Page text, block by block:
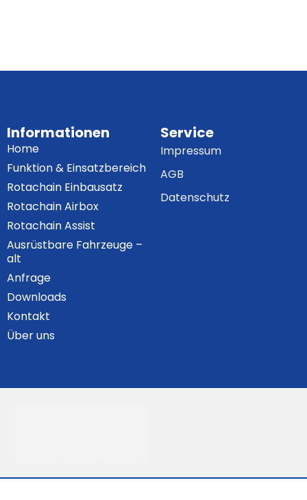
Informationen
Home
Funktion & Einsatzbereich
Rotachain Einbausatz
Rotachain Airbox
Rotachain Assist
Ausrüstbare Fahrzeuge –
alt
Anfrage
Downloads
Kontakt
Über uns
Service
Impressum
AGB
Datenschutz